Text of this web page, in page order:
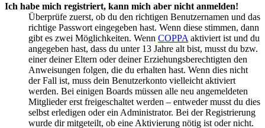
Ich habe mich registriert, kann mich aber nicht anmelden!
Überprüfe zuerst, ob du den richtigen Benutzernamen und das
richtige Passwort eingegeben hast. Wenn diese stimmen, dann
gibt es zwei Möglichkeiten. Wenn COPPA aktiviert ist und du
angegeben hast, dass du unter 13 Jahre alt bist, musst du bzw.
einer deiner Eltern oder deiner Erziehungsberechtigten den
Anweisungen folgen, die du erhalten hast. Wenn dies nicht
der Fall ist, muss dein Benutzerkonto vielleicht aktiviert
werden. Bei einigen Boards müssen alle neu angemeldeten
Mitglieder erst freigeschaltet werden – entweder musst du dies
selbst erledigen oder ein Administrator. Bei der Registrierung
wurde dir mitgeteilt, ob eine Aktivierung nötig ist oder nicht.